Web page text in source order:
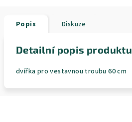
Popis Diskuze
Detailní popis produktu
dvířka pro vestavnou troubu 60 cm